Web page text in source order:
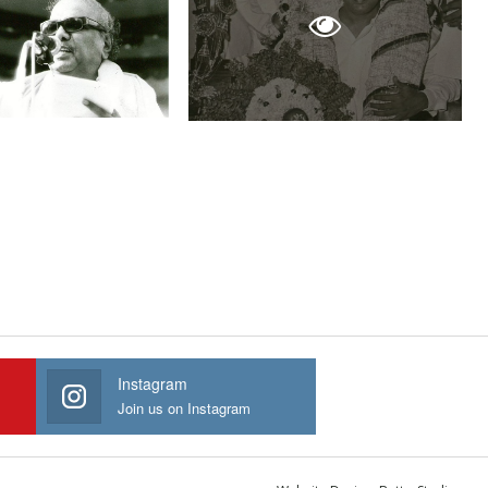
Instagram
Join us on Instagram